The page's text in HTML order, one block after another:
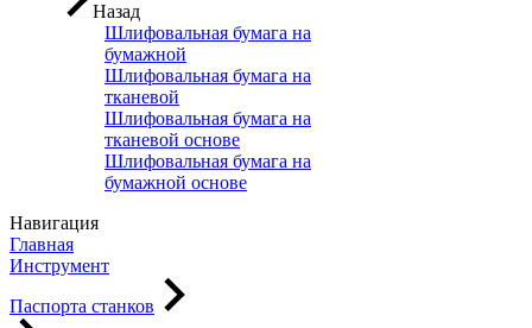
Назад
Шлифовальная бумага на
бумажной
Шлифовальная бумага на
тканевой
Шлифовальная бумага на
тканевой основе
Шлифовальная бумага на
бумажной основе
Навигация
Главная
Инструмент
Паспорта станков